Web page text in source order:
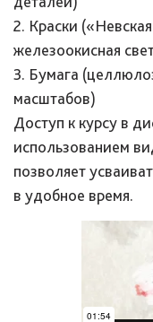
2. Краски
железоокисная
3. Бумага
масштабов)
Доступ к курсу в
использованием
позволяет
в удобное время.